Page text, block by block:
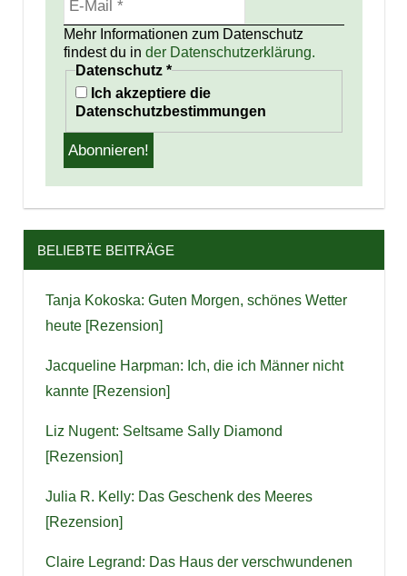
Mehr Informationen zum Datenschutz
findest du in der Datenschutzerklärung.
Datenschutz *
Ich akzeptiere die
Datenschutzbestimmungen
BELIEBTE BEITRÄGE
Tanja Kokoska: Guten Morgen, schönes Wetter
heute [Rezension]
Jacqueline Harpman: Ich, die ich Männer nicht
kannte [Rezension]
Liz Nugent: Seltsame Sally Diamond
[Rezension]
Julia R. Kelly: Das Geschenk des Meeres
[Rezension]
Claire Legrand: Das Haus der verschwundenen